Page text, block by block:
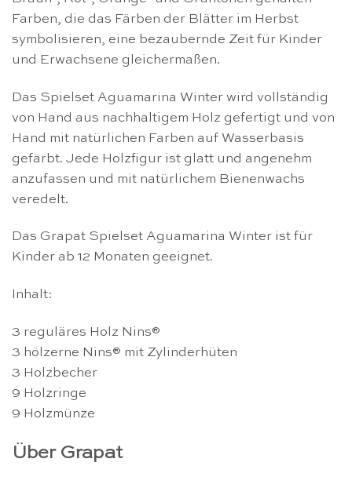
Farben, die das Färben der Blätter im Herbst
symbolisieren, eine bezaubernde Zeit für Kinder
und Erwachsene gleichermaßen.
Das Spielset Aguamarina Winter wird vollständig
von Hand aus nachhaltigem Holz gefertigt und von
Hand mit natürlichen Farben auf Wasserbasis
gefärbt. Jede Holzfigur ist glatt und angenehm
anzufassen und mit natürlichem Bienenwachs
veredelt.
Das Grapat Spielset Aguamarina Winter ist für
Kinder ab 12 Monaten geeignet.
Inhalt:
3 reguläres Holz Nins®
3 hölzerne Nins® mit Zylinderhüten
3 Holzbecher
9 Holzringe
9 Holzmünze
Über Grapat